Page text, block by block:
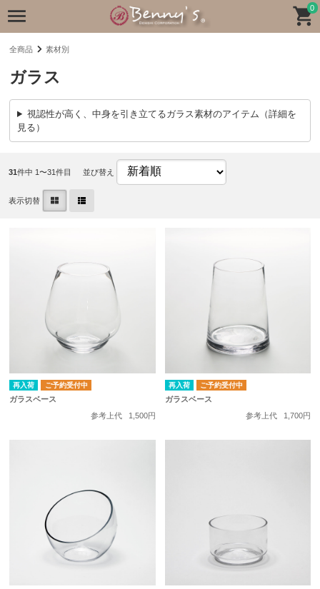
0
全商品 素材別
ガラス
視認性が高く、中身を引き立てるガラス素材のアイテム（詳細を
見る）
31件中 1〜31件目 並び替え
表示切替
再入荷 ご予約受付中
ガラスベース
参考上代
1,500円
再入荷 ご予約受付中
ガラスベース
参考上代
1,700円